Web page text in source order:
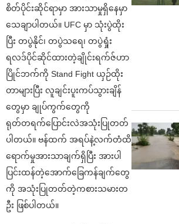
စိတ်ပိုင်းဆိုင်ရာမှာ အားသာမှုရှိနေမှာ
သေချာပါတယ်။ UFC မှာ သုံးပွဲထိုး
ပြီး တပွဲနိုင်၊ တပွဲသရေ၊ တပွဲရှုံး
ရလဒ်ပိုင်ဆိုင်ထားတဲ့ချိုင်းရက်ဇ်ဟာ
ပြိုင်ဘက်ကို Stand Fight ယှဉ်ထိုး
တာများပြီး လူချင်းပူးကပ်သွားချိန်
တွေမှာ ချုပ်ကွက်တွေကို
ရုတ်တရက်ပြောင်းလဲအသုံးပြုတတ်
ပါတယ်။ ဗန်ထက် အရပ်နဲ့လက်တံထိ
ရောက်မှုအားသာချက်ရှိပြီး အားပါ
ပြင်းထန်တဲ့အောက်ခြေကန်ချက်တွေ
ကို အသုံးပြုတတ်တဲ့ကစားသမားတ
ဦး ဖြစ်ပါတယ်။